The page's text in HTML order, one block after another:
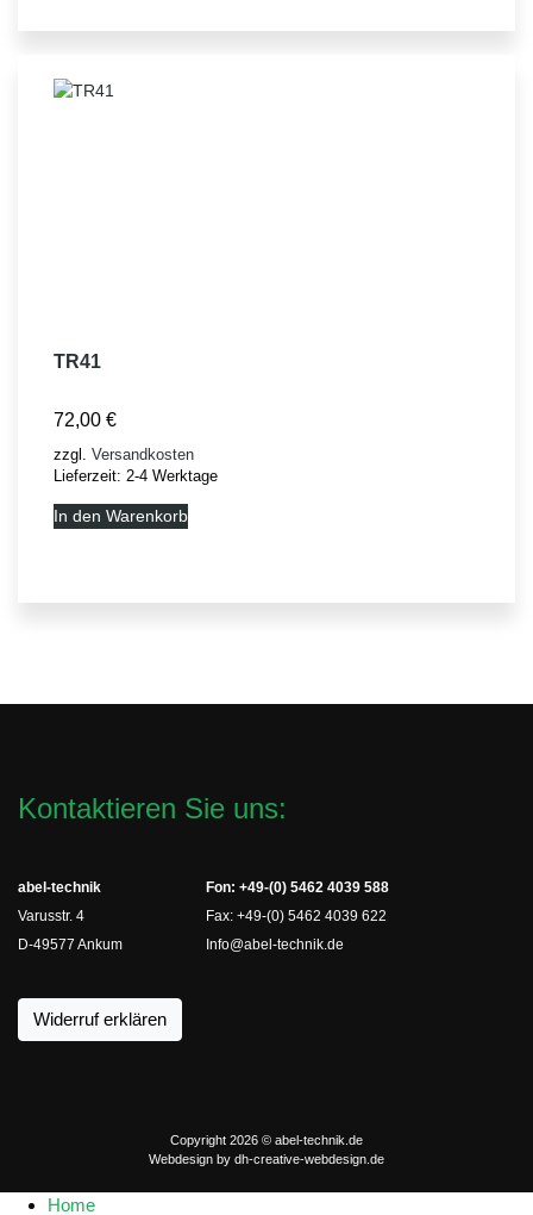
TR41
72,00 €
zzgl. Versandkosten
Lieferzeit: 2-4 Werktage
In den Warenkorb
Kontaktieren Sie uns:
abel-technik
Varusstr. 4
D-49577 Ankum
Widerruf erklären
Fon: +49-(0) 5462 4039 588
Fax: +49-(0) 5462 4039 622
Info@abel-technik.de
Copyright 2026 © abel-technik.de
Webdesign by dh-creative-webdesign.de
Home